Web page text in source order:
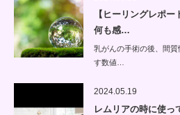
【ヒーリングレポ
何も感…
乳がんの手術の後、間
す数値…
2024.05.19
レムリアの時に使っ